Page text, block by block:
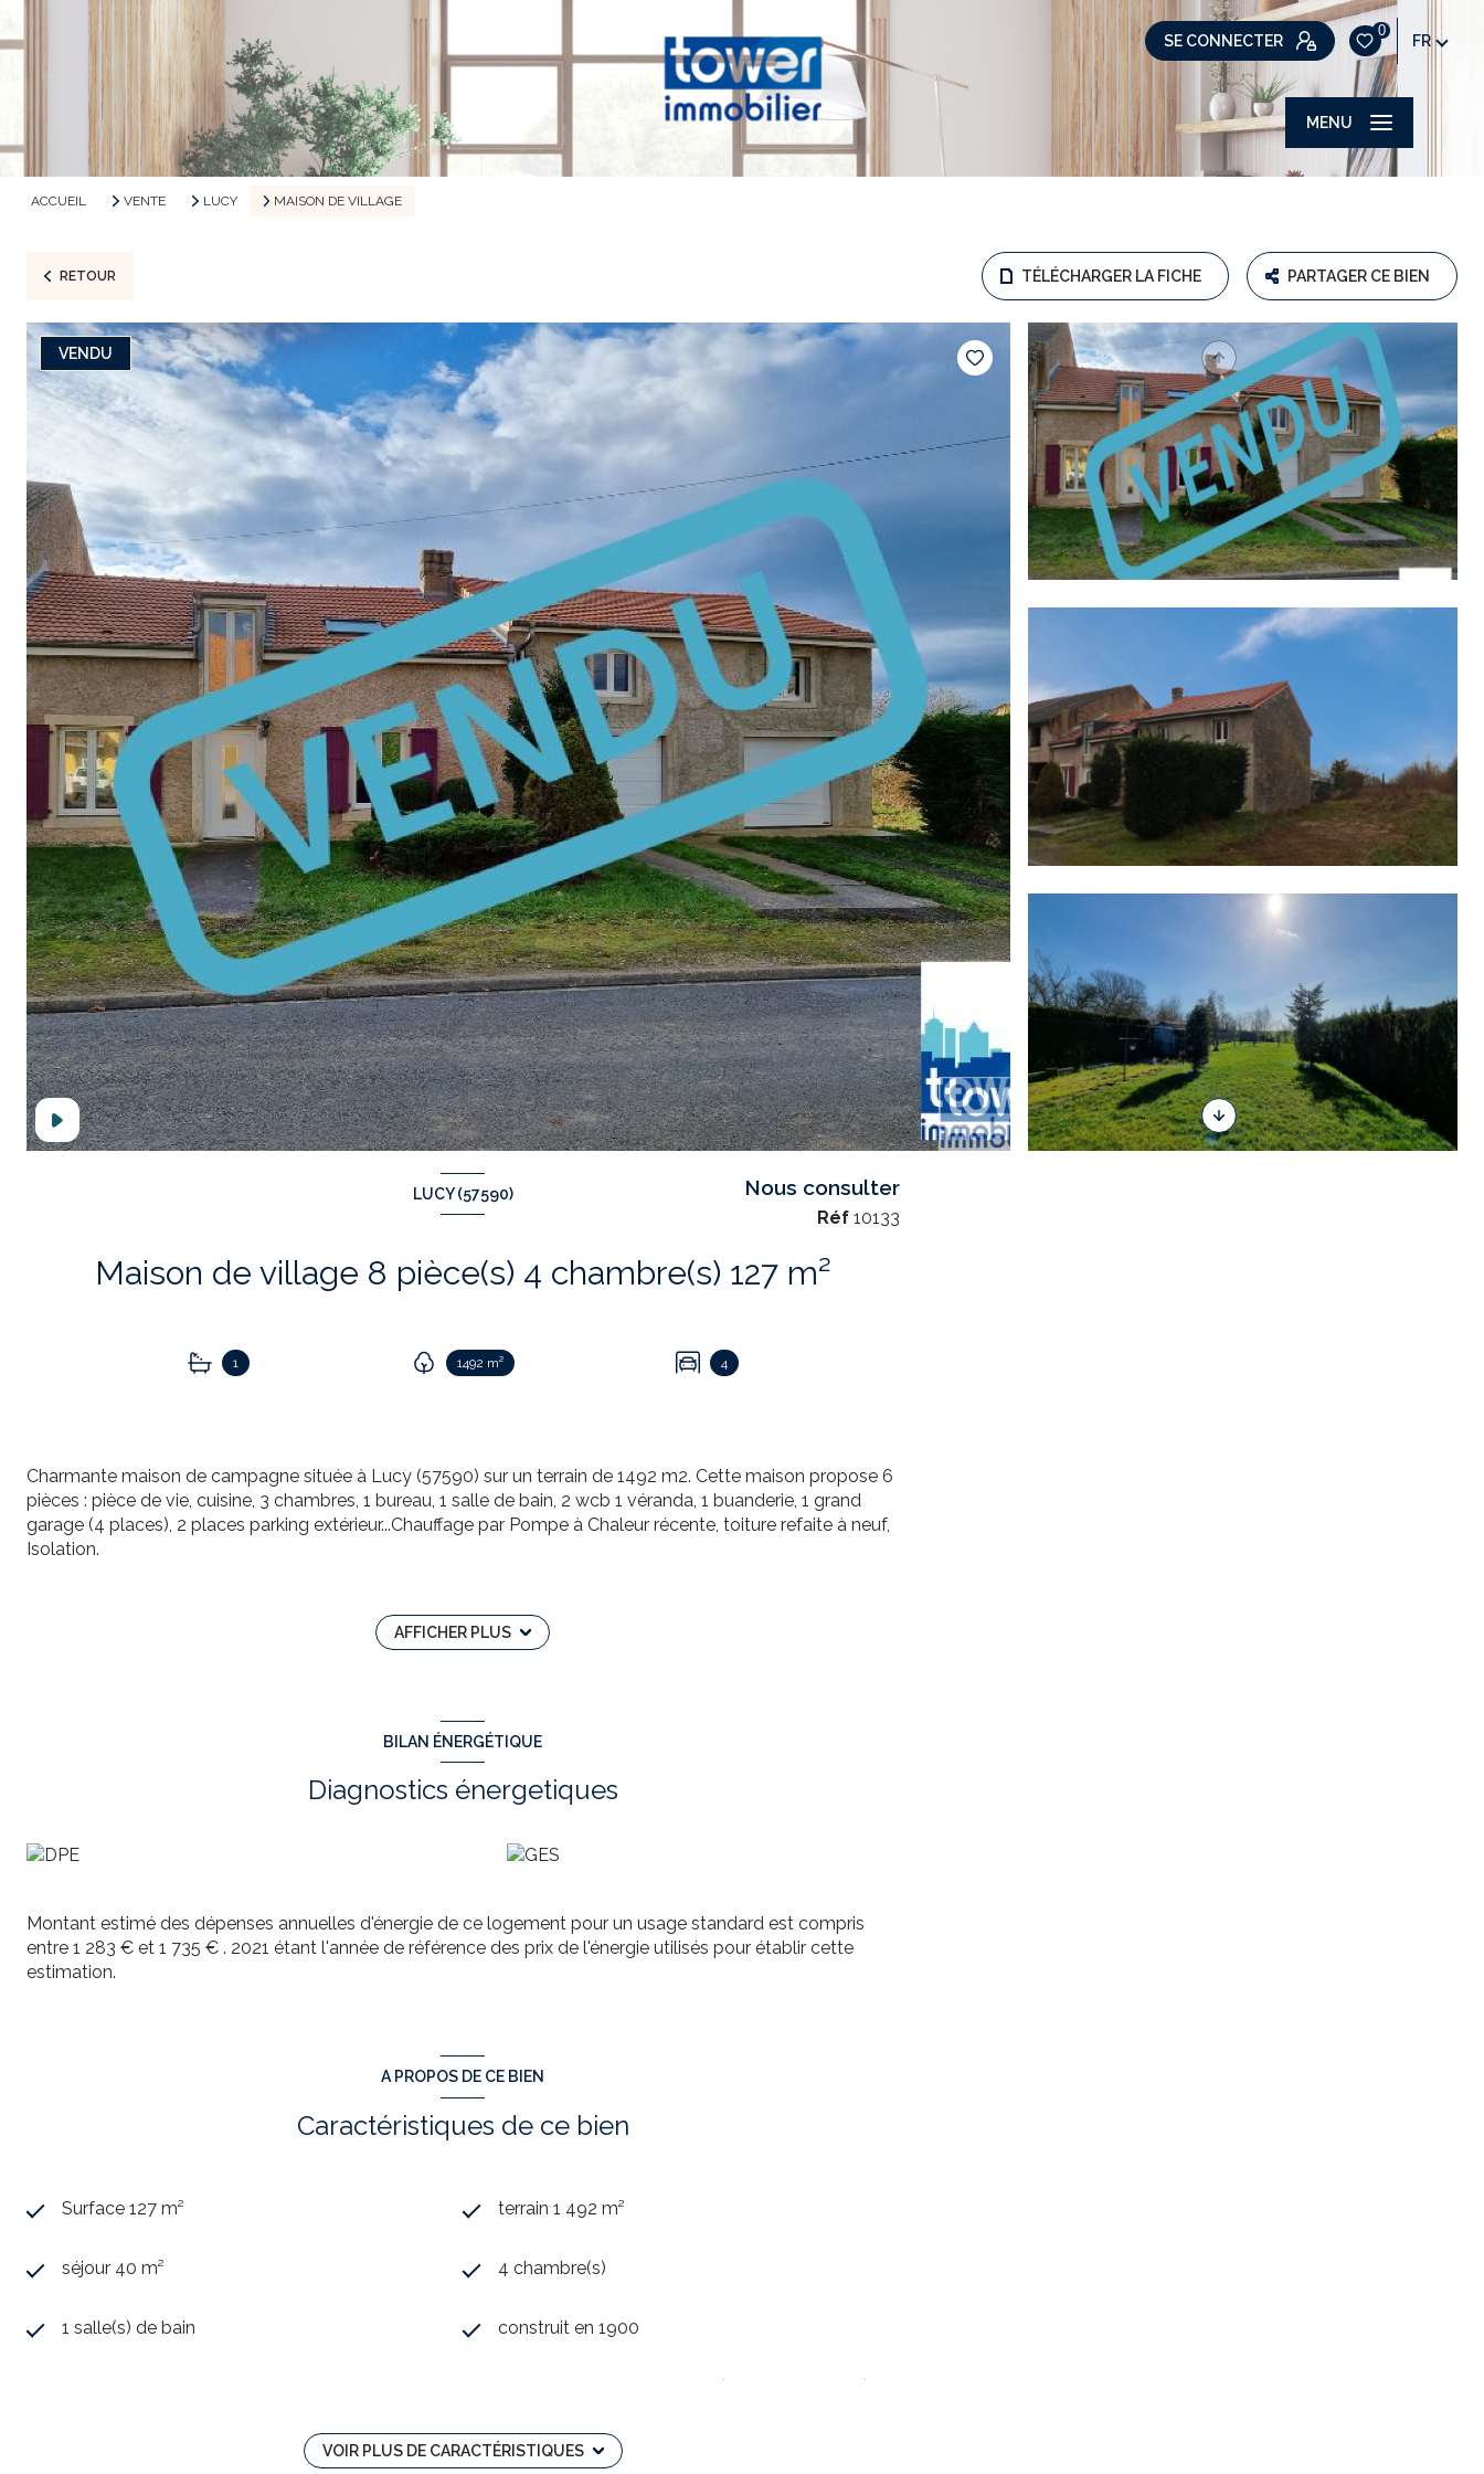
SE CONNECTER
0
FR
MENU
ACCUEIL VENTE LUCY MAISON DE VILLAGE
RETOUR TÉLÉCHARGER LA FICHE PARTAGER CE BIEN
VENDU
LUCY (57590)
Maison de village 8 pièce(s) 4 chambre(s) 127 m²
1 1492 m² 4
Nous consulter
Réf 10133
Charmante maison de campagne située à Lucy (57590) sur un terrain de 1492 m2. Cette maison propose 6
pièces : pièce de vie, cuisine, 3 chambres, 1 bureau, 1 salle de bain, 2 wcb 1 véranda, 1 buanderie, 1 grand
garage (4 places), 2 places parking extérieur...Chauffage par Pompe à Chaleur récente, toiture refaite à neuf,
Isolation.
Pour découvrir cette maison et d'autres informations une vidéo est à votre disposition sur Youtube.
N'Attendez plus, venez visiter avec Christian VIERMAIN de l'AGENCE TOWER IMMOBILIER.
Contact au 06 81 08 36 38 ou christian.viermain@tower-immobilier.fr
Annonce immobilière rédigée sous la responsabilité éditoriale de VIERMAIN Christian - RSAC N°878 051 325
Annonce proposée par un agent commercial
AFFICHER PLUS
BILAN ÉNERGÉTIQUE
Diagnostics énergetiques
Montant estimé des dépenses annuelles d'énergie de ce logement pour un usage standard est compris
entre 1 283 € et 1 735 € . 2021 étant l'année de référence des prix de l'énergie utilisés pour établir cette
estimation.
A PROPOS DE CE BIEN
Caractéristiques de ce bien
Surface 127 m² terrain 1 492 m²
séjour 40 m² 4 chambre(s)
1 salle(s) de bain construit en 1900
Chauffage individuel : autre (pompe à chaleur)
3 parking(s)
VOIR PLUS DE CARACTÉRISTIQUES